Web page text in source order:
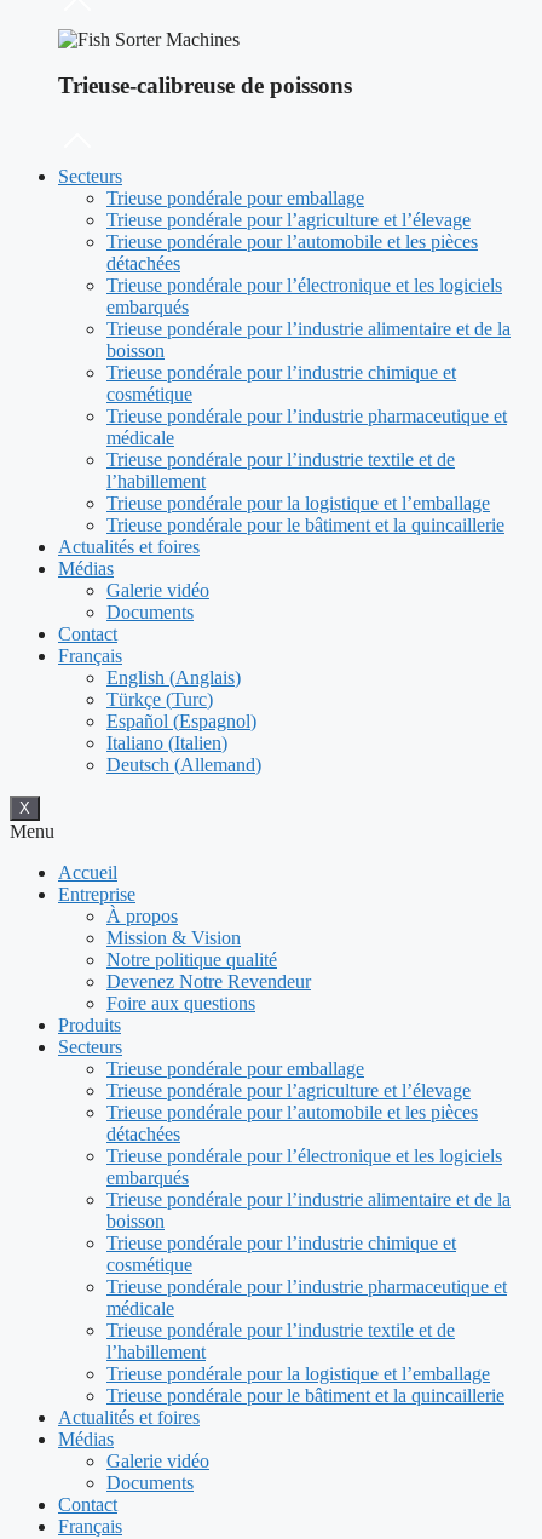
Trieuse-calibreuse de poissons
Secteurs
Trieuse pondérale pour emballage
Trieuse pondérale pour l’agriculture et l’élevage
Trieuse pondérale pour l’automobile et les pièces
détachées
Trieuse pondérale pour l’électronique et les logiciels
embarqués
Trieuse pondérale pour l’industrie alimentaire et de la
boisson
Trieuse pondérale pour l’industrie chimique et
cosmétique
Trieuse pondérale pour l’industrie pharmaceutique et
médicale
Trieuse pondérale pour l’industrie textile et de
l’habillement
Trieuse pondérale pour la logistique et l’emballage
Trieuse pondérale pour le bâtiment et la quincaillerie
Actualités et foires
Médias
Galerie vidéo
Documents
Contact
Français
English (Anglais)
Türkçe (Turc)
Español (Espagnol)
Italiano (Italien)
Deutsch (Allemand)
X
Menu
Accueil
Entreprise
À propos
Mission & Vision
Notre politique qualité
Devenez Notre Revendeur
Foire aux questions
Produits
Secteurs
Trieuse pondérale pour emballage
Trieuse pondérale pour l’agriculture et l’élevage
Trieuse pondérale pour l’automobile et les pièces
détachées
Trieuse pondérale pour l’électronique et les logiciels
embarqués
Trieuse pondérale pour l’industrie alimentaire et de la
boisson
Trieuse pondérale pour l’industrie chimique et
cosmétique
Trieuse pondérale pour l’industrie pharmaceutique et
médicale
Trieuse pondérale pour l’industrie textile et de
l’habillement
Trieuse pondérale pour la logistique et l’emballage
Trieuse pondérale pour le bâtiment et la quincaillerie
Actualités et foires
Médias
Galerie vidéo
Documents
Contact
Français